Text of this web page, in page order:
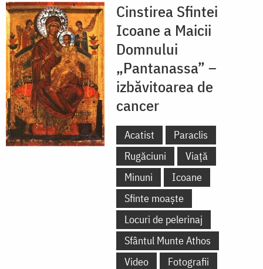
Cinstirea Sfintei
Icoane a Maicii
Domnului
„Pantanassa” –
izbăvitoarea de
cancer
Acatist
Paraclis
Rugăciuni
Viață
Minuni
Icoane
Sfinte moaște
Locuri de pelerinaj
Sfântul Munte Athos
Video
Fotografii